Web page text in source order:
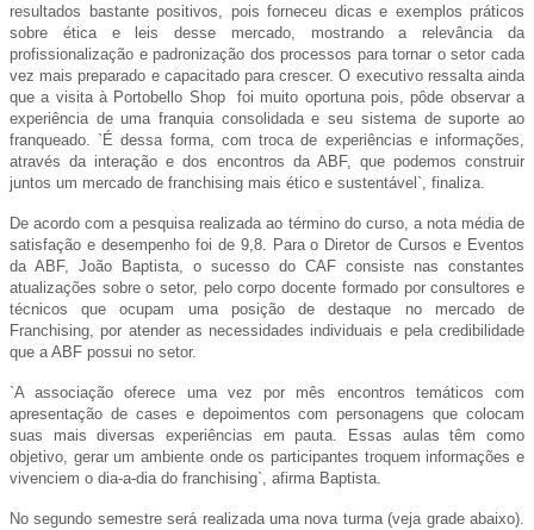
resultados bastante positivos, pois forneceu dicas e exemplos práticos
sobre ética e leis desse mercado, mostrando a relevância da
profissionalização e padronização dos processos para tornar o setor cada
vez mais preparado e capacitado para crescer. O executivo ressalta ainda
que a visita à Portobello Shop foi muito oportuna pois, pôde observar a
experiência de uma franquia consolidada e seu sistema de suporte ao
franqueado. `É dessa forma, com troca de experiências e informações,
através da interação e dos encontros da ABF, que podemos construir
juntos um mercado de franchising mais ético e sustentável`, finaliza.
De acordo com a pesquisa realizada ao término do curso, a nota média de
satisfação e desempenho foi de 9,8. Para o Diretor de Cursos e Eventos
da ABF, João Baptista, o sucesso do CAF consiste nas constantes
atualizações sobre o setor, pelo corpo docente formado por consultores e
técnicos que ocupam uma posição de destaque no mercado de
Franchising, por atender as necessidades individuais e pela credibilidade
que a ABF possui no setor.
`A associação oferece uma vez por mês encontros temáticos com
apresentação de cases e depoimentos com personagens que colocam
suas mais diversas experiências em pauta. Essas aulas têm como
objetivo, gerar um ambiente onde os participantes troquem informações e
vivenciem o dia-a-dia do franchising`, afirma Baptista.
No segundo semestre será realizada uma nova turma (veja grade abaixo).